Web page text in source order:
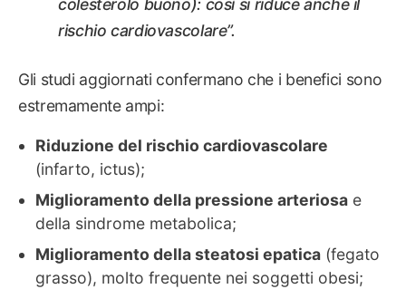
rischio cardiovascolare”.
Gli studi aggiornati confermano che i benefici sono
estremamente ampi:
Riduzione del rischio cardiovascolare
(infarto, ictus);
Miglioramento della pressione arteriosa e
della sindrome metabolica;
Miglioramento della steatosi epatica (fegato
grasso), molto frequente nei soggetti obesi;